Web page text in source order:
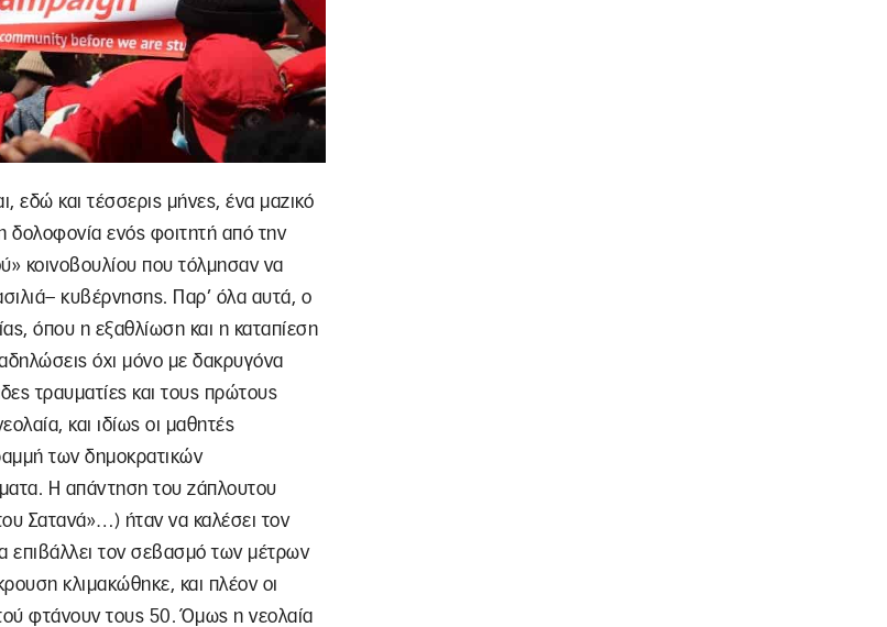
εδώ και τέσσερις μήνες, ένα μαζικό
δολοφονία ενός φοιτητή από την
κοινοβουλίου που τόλμησαν να
κυβέρνησης. Παρ’ όλα αυτά, ο
όπου η εξαθλίωση και η καταπίεση
όχι μόνο με δακρυγόνα
τραυματίες και τους πρώτους
και ιδίως οι μαθητές
των δημοκρατικών
Η απάντηση του ζάπλουτου
Σατανά»…) ήταν να καλέσει τον
επιβάλλει τον σεβασμό των μέτρων
κλιμακώθηκε, και πλέον οι
φτάνουν τους 50. Όμως η νεολαία